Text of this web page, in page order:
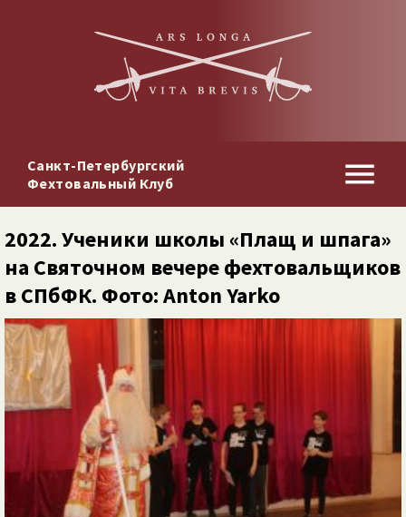
Санкт-Петербургский
Фехтовальный Клуб
2022. Ученики школы «Плащ и шпага»
на Святочном вечере фехтовальщиков
в СПбФК. Фото: Anton Yarko